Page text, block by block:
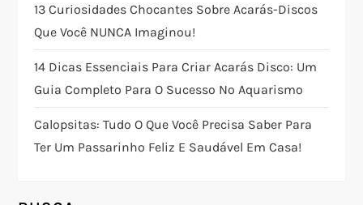
ã
o
d
e
13 Curiosidades Chocantes Sobre Acarás-Discos
Que Você NUNCA Imaginou!
14 Dicas Essenciais Para Criar Acarás Disco: Um
Guia Completo Para O Sucesso No Aquarismo
Calopsitas: Tudo O Que Você Precisa Saber Para
Ter Um Passarinho Feliz E Saudável Em Casa!